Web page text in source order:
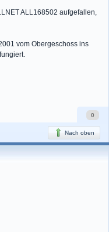
ALL168502 aufgefallen,
vom Obergeschoss ins
0
Nach oben